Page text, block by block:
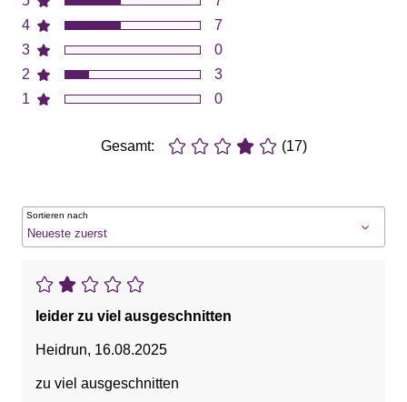
4
3
2
1
7
0
3
0
Gesamt: (17)
Sortieren nach
leider zu viel ausgeschnitten
Heidrun, 16.08.2025
zu viel ausgeschnitten